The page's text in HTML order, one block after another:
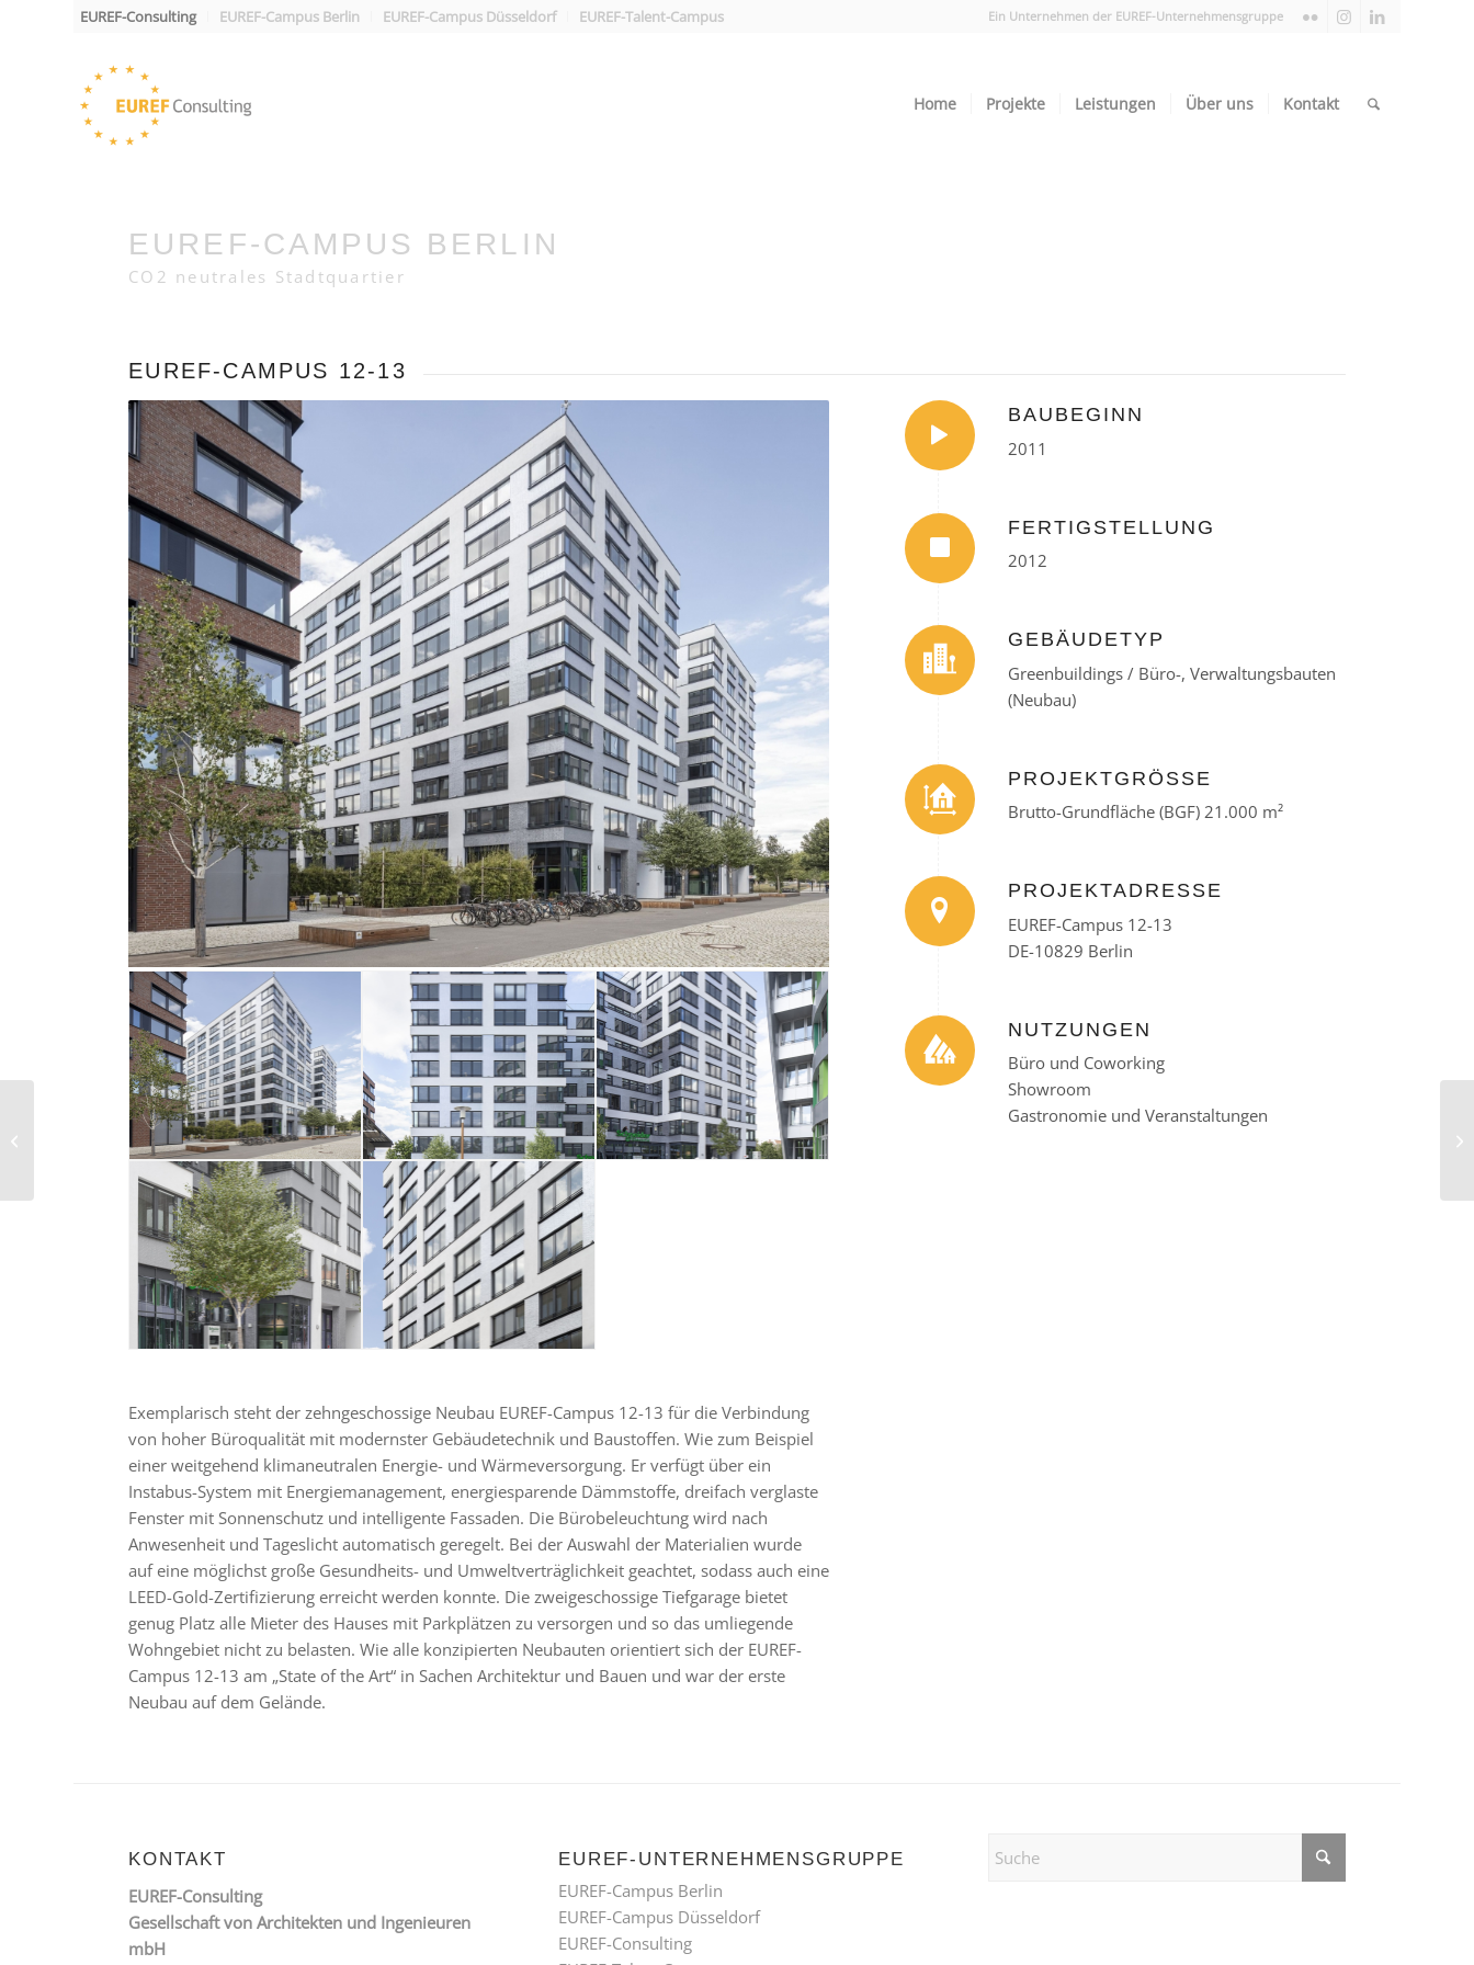
EUREF-Consulting EUREF-Campus Berlin EUREF-Campus Düsseldorf EUREF-Talent-Campus Ein Unternehmen der EUREF-Unternehmensgruppe
Home Projekte Leistungen Über uns Kontakt
EUREF-CAMPUS BERLIN
CO2 neutrales Stadtquartier
EUREF-CAMPUS 12-13
Exemplarisch steht der zehngeschossige Neubau EUREF-Campus 12-13 für die Verbindung
von hoher Büroqualität mit modernster Gebäudetechnik und Baustoffen. Wie zum Beispiel
einer weitgehend klimaneutralen Energie- und Wärmeversorgung. Er verfügt über ein
Instabus-System mit Energiemanagement, energiesparende Dämmstoffe, dreifach verglaste
Fenster mit Sonnenschutz und intelligente Fassaden. Die Bürobeleuchtung wird nach
Anwesenheit und Tageslicht automatisch geregelt. Bei der Auswahl der Materialien wurde
auf eine möglichst große Gesundheits- und Umweltverträglichkeit geachtet, sodass auch eine
LEED-Gold-Zertifizierung erreicht werden konnte. Die zweigeschossige Tiefgarage bietet
genug Platz alle Mieter des Hauses mit Parkplätzen zu versorgen und so das umliegende
Wohngebiet nicht zu belasten. Wie alle konzipierten Neubauten orientiert sich der EUREF-
Campus 12-13 am „State of the Art“ in Sachen Architektur und Bauen und war der erste
Neubau auf dem Gelände.
BAUBEGINN
2011
FERTIGSTELLUNG
2012
GEBÄUDETYP
Greenbuildings / Büro-, Verwaltungsbauten
(Neubau)
PROJEKTGRÖSSE
Brutto-Grundfläche (BGF) 21.000 m²
PROJEKTADRESSE
EUREF-Campus 12-13
DE-10829 Berlin
NUTZUNGEN
Büro und Coworking
Showroom
Gastronomie und Veranstaltungen
KONTAKT
EUREF-Consulting
Gesellschaft von Architekten und Ingenieuren
mbH
EUREF-UNTERNEHMENSGRUPPE
EUREF-Campus Berlin
EUREF-Campus Düsseldorf
EUREF-Consulting
EUREF-Campus 10-11